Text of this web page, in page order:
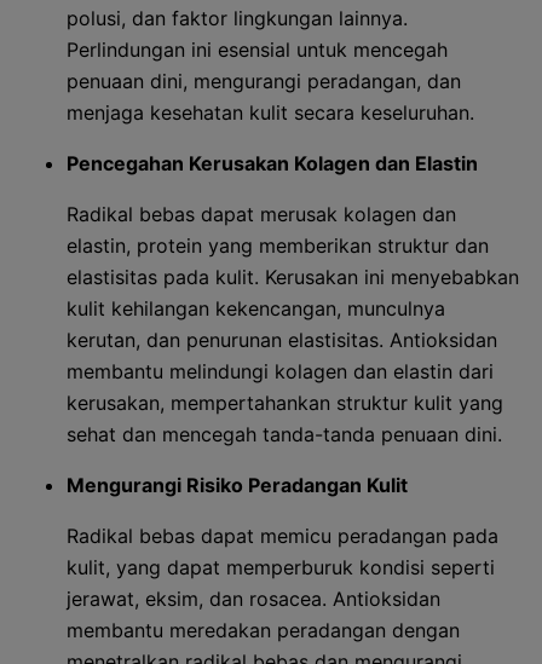
polusi, dan faktor lingkungan lainnya.
Perlindungan ini esensial untuk mencegah
penuaan dini, mengurangi peradangan, dan
menjaga kesehatan kulit secara keseluruhan.
Pencegahan Kerusakan Kolagen dan Elastin
Radikal bebas dapat merusak kolagen dan
elastin, protein yang memberikan struktur dan
elastisitas pada kulit. Kerusakan ini menyebabkan
kulit kehilangan kekencangan, munculnya
kerutan, dan penurunan elastisitas. Antioksidan
membantu melindungi kolagen dan elastin dari
kerusakan, mempertahankan struktur kulit yang
sehat dan mencegah tanda-tanda penuaan dini.
Mengurangi Risiko Peradangan Kulit
Radikal bebas dapat memicu peradangan pada
kulit, yang dapat memperburuk kondisi seperti
jerawat, eksim, dan rosacea. Antioksidan
membantu meredakan peradangan dengan